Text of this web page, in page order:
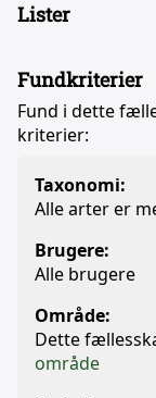
Lister
Fundkriterier
Fund i dette
kriterier:
Taxonomi:
Alle arter er
Brugere:
Alle brugere
Område:
Dette
område